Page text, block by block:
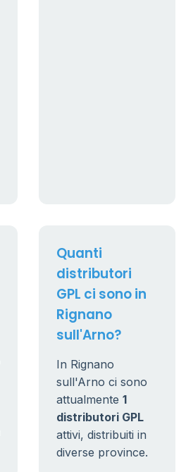
Quanti
distributori
GPL ci sono in
Rignano
sull'Arno?
In Rignano
sull'Arno ci sono
attualmente 1
distributori GPL
attivi, distribuiti in
diverse province.